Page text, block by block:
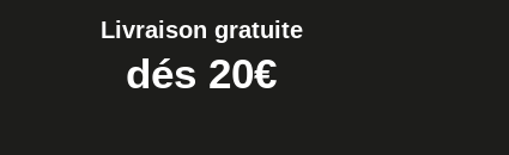
Extracteur de Bracelet de Montre Facile
Livraison gratuite
dés 20€